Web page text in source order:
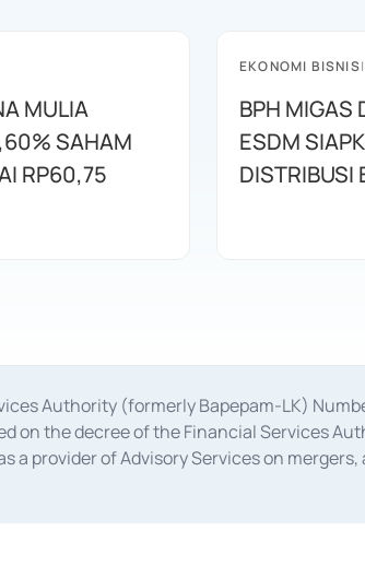
MULIA
SAHAM
RP60,75
EKONOMI BISNIS|
BPH MIGAS
ESDM
DISTRIBUSI
Authority (formerly Bapepam-LK)
on the decree of the Financial Services
a provider of Advisory Services on
dated February 28, 2014, a business